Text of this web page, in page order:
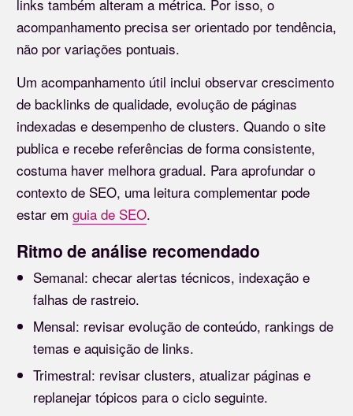
links também alteram a métrica. Por isso, o
acompanhamento precisa ser orientado por tendência,
não por variações pontuais.
Um acompanhamento útil inclui observar crescimento
de backlinks de qualidade, evolução de páginas
indexadas e desempenho de clusters. Quando o site
publica e recebe referências de forma consistente,
costuma haver melhora gradual. Para aprofundar o
contexto de SEO, uma leitura complementar pode
estar em guia de SEO.
Ritmo de análise recomendado
Semanal: checar alertas técnicos, indexação e
falhas de rastreio.
Mensal: revisar evolução de conteúdo, rankings de
temas e aquisição de links.
Trimestral: revisar clusters, atualizar páginas e
replanejar tópicos para o ciclo seguinte.